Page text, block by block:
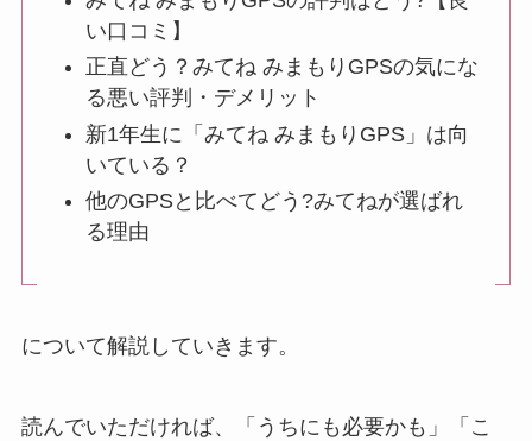
い口コミ】
正直どう？みてね みまもりGPSの気にな
る悪い評判・デメリット
新1年生に「みてね みまもりGPS」は向
いている？
他のGPSと比べてどう?みてねが選ばれ
る理由
について解説していきます。
読んでいただければ、「うちにも必要かも」「こ